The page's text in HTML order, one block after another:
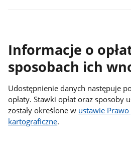
Informacje o
sposobach ich
Udostępnienie danych następuje
opłaty. Stawki opłat oraz sposoby
zostały określone w ustawie
kartograficzne.